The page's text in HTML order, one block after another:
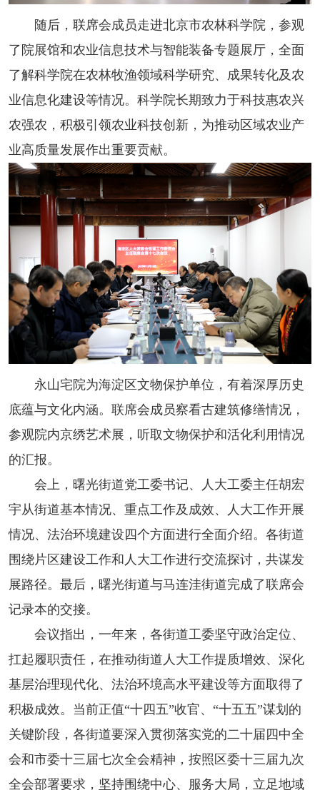
随后，联席会成员走进北京市农林科学院，参观
了院展馆和农业信息技术与智能装备专题展厅，全面
了解科学院在农林牧渔领域科学研究、成果转化及农
业信息化建设等情况。科学院长期致力于科技惠农兴
农强农，积极引领农业科技创新，为推动区域农业产
业高质量发展作出重要贡献。
永山宅院为海淀区文物保护单位，有着深厚历史
底蕴与文化内涵。联席会成员察看古建筑修缮情况，
参观院内京绣艺术展，听取文物保护和活化利用情况
的汇报。
会上，曙光街道党工委书记、人大工委主任胡宏
宇从街道基本情况、重点工作及成效、人大工作开展
情况、法治环境建设四个方面进行全面介绍。各街道
围绕片区建设工作和人大工作进行交流探讨，共谋发
展路径。最后，曙光街道与马连洼街道完成了联席会
记录本的交接。
会议指出，一年来，各街道工委坚守政治定位、
扛起履职责任，在推动街道人大工作提质增效、深化
基层治理现代化、法治环境高水平建设等方面取得了
积极成效。当前正值“十四五”收官、“十五五”谋划的
关键阶段，各街道要深入贯彻落实党的二十届四中全
会和市委十三届七次全会精神，按照区委十三届九次
全会部署要求，坚持围绕中心、服务大局，立足地域